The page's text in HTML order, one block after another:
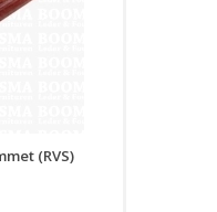
(RVS)